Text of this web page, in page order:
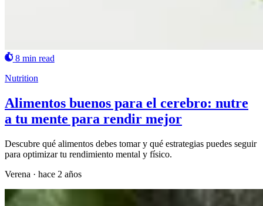
8 min read
Nutrition
Alimentos buenos para el cerebro: nutre
a tu mente para rendir mejor
Descubre qué alimentos debes tomar y qué estrategias puedes seguir
para optimizar tu rendimiento mental y físico.
Verena · hace 2 años